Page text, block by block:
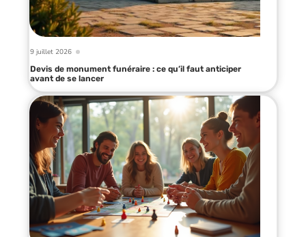
9 juillet 2026
Devis de monument funéraire : ce qu’il faut anticiper
avant de se lancer